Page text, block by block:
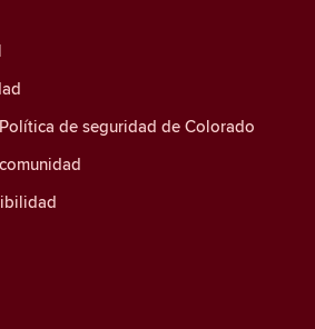
de seguridad de Colorado